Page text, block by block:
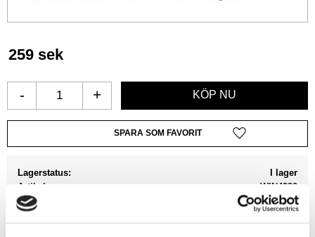
259 sek
+
-
Lägg till i favoriter
Lagerstatus
I lager
Artikelnr
WIN4332
Leveranstid
skickas från oss inom 0-1 vardagar